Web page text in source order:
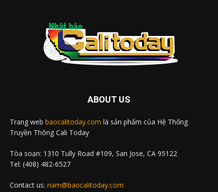
ABOUT US
Trang web baocalitoday.com là sản phẩm của Hệ Thống
Truyền Thông Cali Today
Tòa soạn: 1310 Tully Road #109, San Jose, CA 95122
Tel: (408) 482-6527
Contact us: nam@baocalitoday.com